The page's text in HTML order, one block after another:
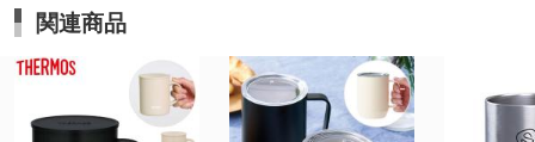
関連商品